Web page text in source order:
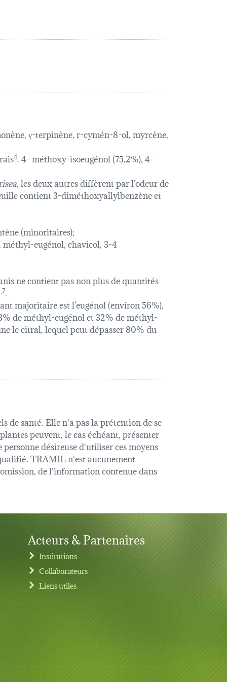
γ-terpinène, r-cymén-8-ol, myrcène,
4. 4- méthoxy-isoeugénol (75,2%), 4-
, les deux autres diffèrent par l’odeur de
contient 3-diméthoxyallylbenzène et
(minoritaires);
eugénol, chavicol, 3-4
ne contient pas non plus de quantités
.
majoritaire est l’eugénol (environ 56%),
de méthyl-eugénol et 32% de méthyl-
le citral, lequel peut dépasser 80% du
de santé. Elle n'a pas la prétention de se
peuvent, le cas échéant, présenter
désireuse d'utiliser ces moyens
TRAMIL n'est aucunement
de l'information contenue dans
Acteurs & Partenaires
Institutions
Collaborateurs
Liens utiles